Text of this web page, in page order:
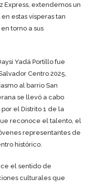
Express, extendemos un
estas vísperas tan
torno a sus
Yadá Portillo fue
Centro 2025,
al barrio San
se llevó a cabo
el Distrito 1 de la
reconoce el talento, el
representantes de
histórico.
el sentido de
culturales que